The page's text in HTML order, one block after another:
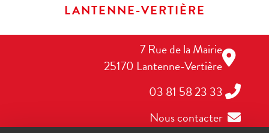
LANTENNE-VERTIÈRE
7 Rue de la Mairie
25170 Lantenne-Vertière
03 81 58 23 33
Nous contacter